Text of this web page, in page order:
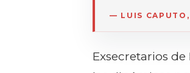
— LUIS CAPUTO,
Exsecretarios